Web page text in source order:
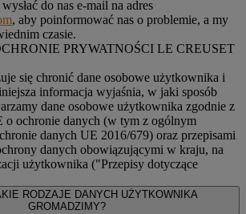
do nas e-mail na adres
, aby poinformować nas o problemie, a my
czasie.
PRYWATNOŚCI LE CREUSET
się chronić dane osobowe użytkownika i
informacja wyjaśnia, w jaki sposób
dane osobowe użytkownika zgodnie z
o ochronie danych (w tym z ogólnym
danych UE 2016/679) oraz przepisami
danych obowiązującymi w kraju, na
użytkownika ("Przepisy dotyczące
RODZAJE DANYCH UŻYTKOWNIKA
GROMADZIMY?